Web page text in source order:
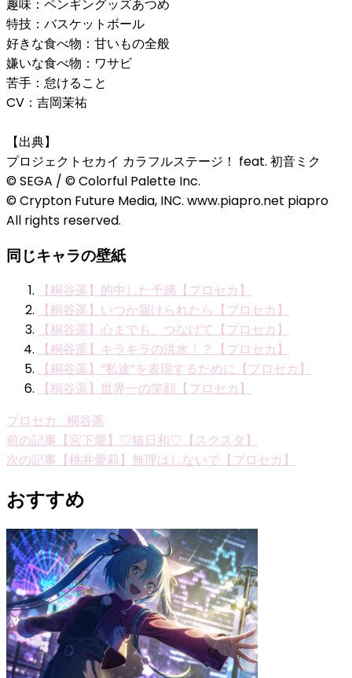
趣味：ペンギングッズあつめ
特技：バスケットボール
好きな食べ物：甘いもの全般
嫌いな食べ物：ワサビ
苦手：怠けること
CV：吉岡茉祐
【出典】
プロジェクトセカイ カラフルステージ！ feat. 初音ミク
© SEGA / © Colorful Palette Inc.
© Crypton Future Media, INC. www.piapro.net piapro
All rights reserved.
同じキャラの壁紙
【桐谷遥】的中した予感【プロセカ】
【桐谷遥】いつか届けられたら【プロセカ】
【桐谷遥】心までも、つなげて【プロセカ】
【桐谷遥】キラキラの洪水！？【プロセカ】
【桐谷遥】“私達”を表現するために【プロセカ】
【桐谷遥】世界一の笑顔【プロセカ】
プロセカ_桐谷遥
投
稿
ナ
ビ
ゲ
ー
シ
ョ
ン
前の記事 【宮下愛】♡猫日和♡【スクスタ】
次の記事 【桃井愛莉】無理はしないで【プロセカ】
おすすめ